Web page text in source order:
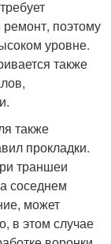
поэтому
уровне.
также
также
прокладки.
траншеи
соседнем
может
в этом случае